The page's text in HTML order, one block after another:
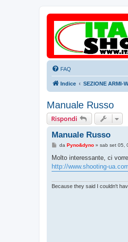
FAQ
Indice SEZIONE ARMI-
Manuale Russo
Rispondi
Manuale Russo
M
s
a
i
da Pyno&dyno» sab set 05,
Molto interessante, ci
http://www.shooting-
Because they said I couldn't